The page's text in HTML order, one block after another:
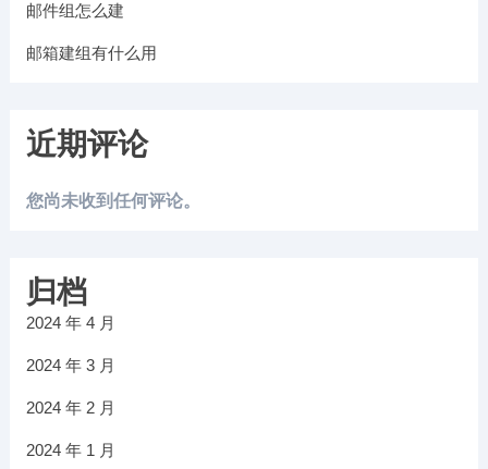
邮件组怎么建
邮箱建组有什么用
近期评论
您尚未收到任何评论。
归档
2024 年 4 月
2024 年 3 月
2024 年 2 月
2024 年 1 月